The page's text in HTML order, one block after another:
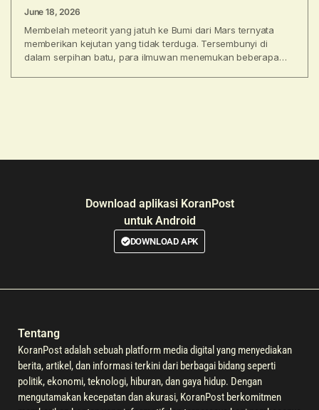
June 18, 2026
Membelah meteorit yang jatuh ke Bumi dari Mars ternyata
memberikan kejutan yang tidak terduga. Tersembunyi di
dalam serpihan batu, para ilmuwan menemukan beberapa
Download aplikasi KoranPost
untuk Android
DOWNLOAD APK
Tentang
KoranPost adalah sebuah platform media digital yang menyediakan
berita, artikel, dan informasi terkini dari berbagai bidang seperti
politik, ekonomi, teknologi, hiburan, dan gaya hidup. Dengan
mengutamakan kecepatan dan akurasi, KoranPost berkomitmen